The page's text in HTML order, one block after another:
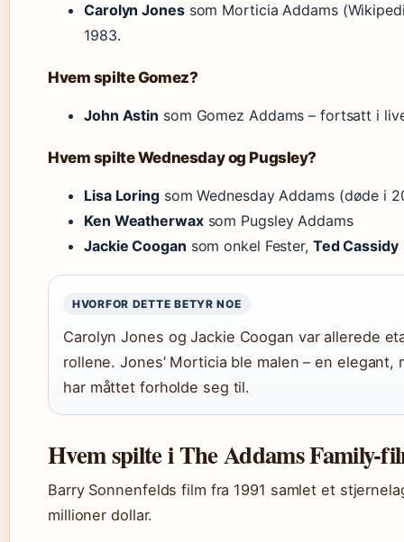
Carolyn Jonessom Morticia Addams
1983.
Hvem spilte Gomez?
John Astin som Gomez Addams – fortsatt i
Hvem spilte Wednesday og Pugsley?
Lisa Loringsom Wednesday Addams (døde i
Ken Weatherwaxsom Pugsley Addams
Jackie Coogan som onkel Fester, Ted Cassidy
HVORFOR DETTE BETYR NOE
Carolyn Jones og Jackie Coogan var allerede
rollene. Jones’ Morticia ble malen – en
har måttet forholde seg til.
Hvem spilte i The Addams Family-
Barry Sonnenfelds film fra 1991 samlet et
millioner dollar.